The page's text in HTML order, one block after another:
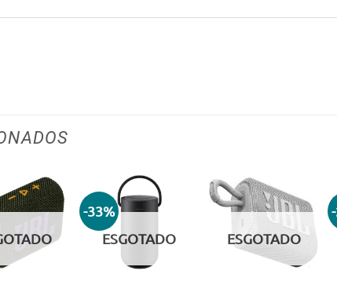
Adicionar
aos meus
desejos
-33%
Adicionar
desejos
ESGOTADO
Adicionar
aos meus
desejos
ESGOTADO